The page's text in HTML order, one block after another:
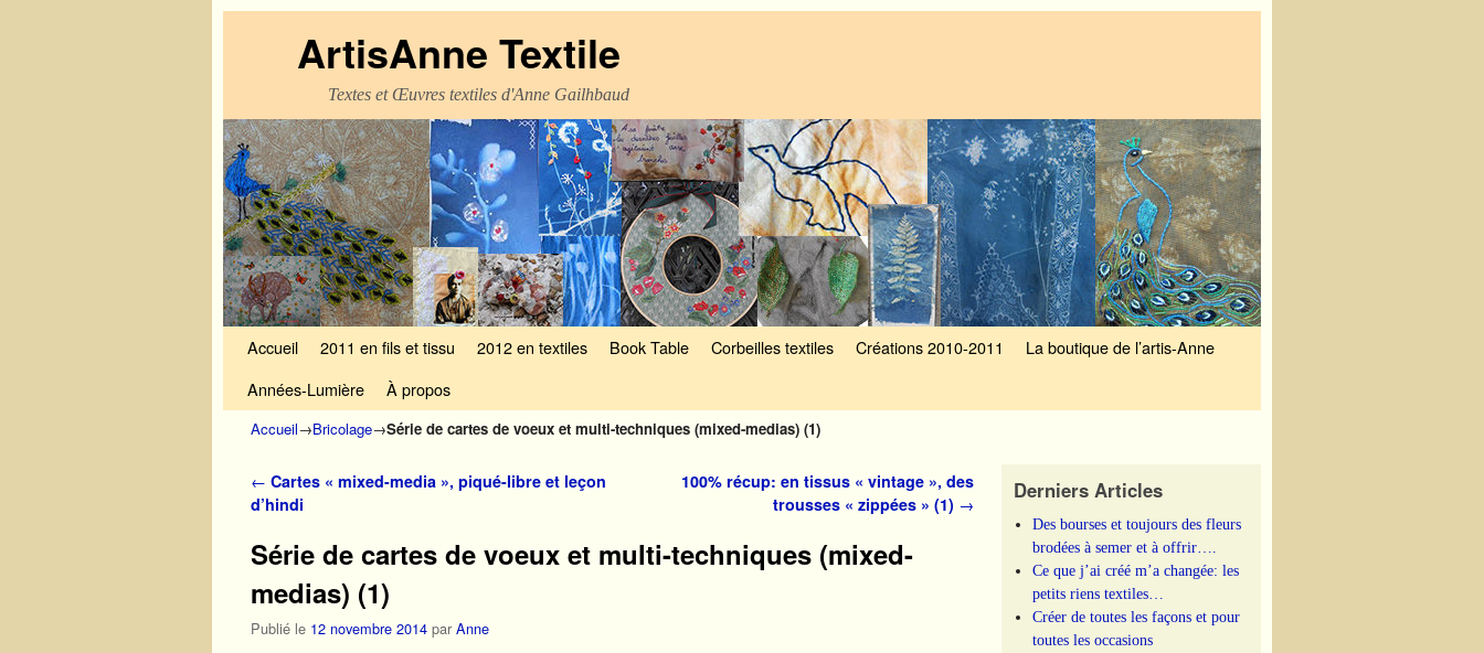
ArtisAnne Textile
Textes et Œuvres textiles d'Anne Gailhbaud
Accueil 2011 en fils et tissu 2012 en textiles Book Table Corbeilles textiles Créations 2010-2011
La boutique de l’artis-Anne
Années-Lumière
À propos
Accueil→Bricolage→Série de cartes de voeux et multi-techniques (mixed-medias) (1)
Navigation des articles
← Cartes « mixed-media », piqué-libre et leçon
d’hindi
100% récup: en tissus « vintage », des
trousses « zippées » (1) →
Série de cartes de voeux et multi-techniques (mixed-
medias) (1)
Publié le 12 novembre 2014 par Anne
Derniers Articles
Des bourses et toujours des fleurs
brodées à semer et à offrir….
Ce que j’ai créé m’a changée: les
petits riens textiles…
Créer de toutes les façons et pour
toutes les occasions